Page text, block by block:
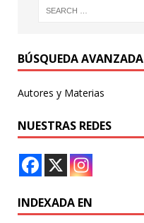
BÚSQUEDA AVANZADA
Autores y Materias
NUESTRAS REDES
INDEXADA EN